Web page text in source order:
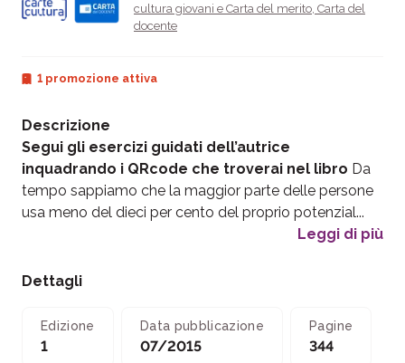
cultura giovani e Carta del merito, Carta del
docente
1 promozione attiva
Descrizione
Segui gli esercizi guidati dell’autrice
inquadrando i QRcode che troverai nel libro Da
tempo sappiamo che la maggior parte delle persone
usa meno del dieci per cento del proprio potenzial...
Leggi di più
Dettagli
Edizione
1
Data pubblicazione
07/2015
Pagine
344